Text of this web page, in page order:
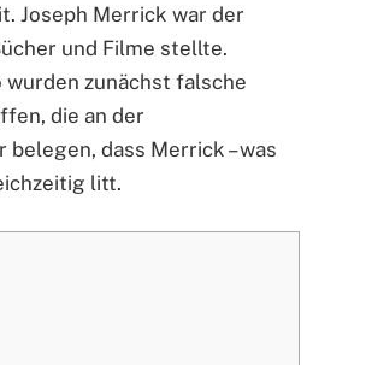
Joseph Merrick war der
und Filme stellte.
zunächst falsche
die an der
dass Merrick – was
litt.